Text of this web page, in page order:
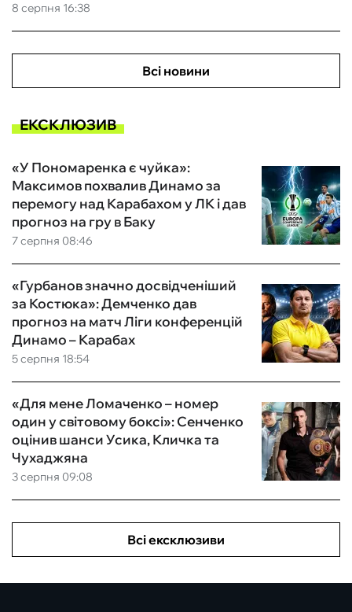
8 серпня 16:38
Всі новини
ЕКСКЛЮЗИВ
7 серпня 08:46
«У Пономаренка є чуйка»:
Максимов похвалив Динамо за
перемогу над Карабахом у ЛК і дав
прогноз на гру в Баку
5 серпня 18:54
«Гурбанов значно досвідченіший
за Костюка»: Демченко дав
прогноз на матч Ліги конференцій
Динамо – Карабах
3 серпня 09:08
«Для мене Ломаченко – номер
один у світовому боксі»: Сенченко
оцінив шанси Усика, Кличка та
Чухаджяна
Всі ексклюзиви